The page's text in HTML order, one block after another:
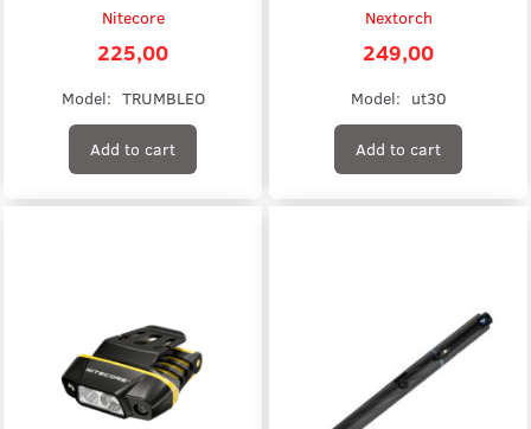
Nitecore
225,00
Model: TRUMBLEO
Add to cart
Nextorch
249,00
Model: ut30
Add to cart